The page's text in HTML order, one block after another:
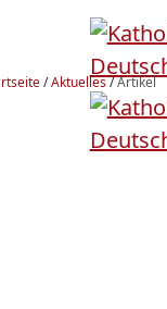
/Aktuelles/Artikel